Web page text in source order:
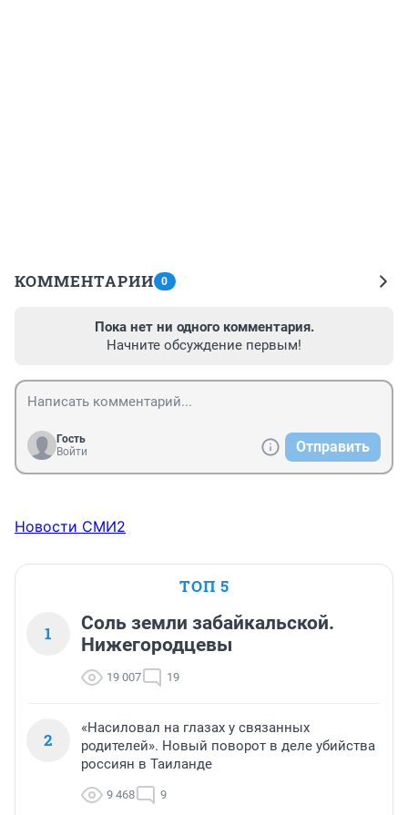
КОММЕНТАРИИ 0
Пока нет ни одного комментария.
Начните обсуждение первым!
Гость
Войти
Отправить
Новости СМИ2
ТОП 5
1
Соль земли забайкальской.
Нижегородцевы
19 007 19
2
«Насиловал на глазах у связанных
родителей». Новый поворот в деле убийства
россиян в Таиланде
9 468 9